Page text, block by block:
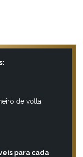
de volta
para cada